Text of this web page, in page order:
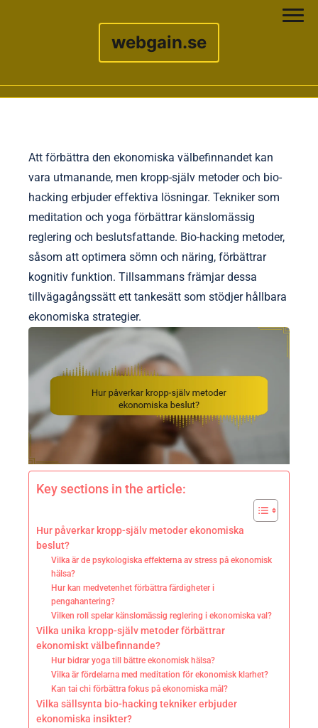
webgain.se
Att förbättra den ekonomiska välbefinnandet kan
vara utmanande, men kropp-själv metoder och bio-
hacking erbjuder effektiva lösningar. Tekniker som
meditation och yoga förbättrar känslomässig
reglering och beslutsfattande. Bio-hacking metoder,
såsom att optimera sömn och näring, förbättrar
kognitiv funktion. Tillsammans främjar dessa
tillvägagångssätt ett tankesätt som stödjer hållbara
ekonomiska strategier.
Key sections in the article:
Hur påverkar kropp-själv metoder ekonomiska
beslut?
Vilka är de psykologiska effekterna av stress på ekonomisk
hälsa?
Hur kan medvetenhet förbättra färdigheter i
pengahantering?
Vilken roll spelar känslomässig reglering i ekonomiska val?
Vilka unika kropp-själv metoder förbättrar
ekonomiskt välbefinnande?
Hur bidrar yoga till bättre ekonomisk hälsa?
Vilka är fördelarna med meditation för ekonomisk klarhet?
Kan tai chi förbättra fokus på ekonomiska mål?
Vilka sällsynta bio-hacking tekniker erbjuder
ekonomiska insikter?